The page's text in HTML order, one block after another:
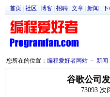
首页 社区 博客 招聘 文章 新闻 下
您所在的位置： 编程爱好者网站 － 新闻
谷歌公司
73093 次